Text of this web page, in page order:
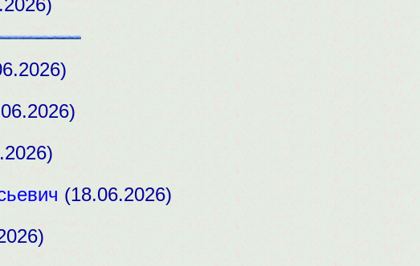
(18.06.2026)